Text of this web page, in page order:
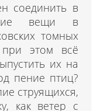
соединить в
вещи в
томных
этом всё
их на
пение птиц?
струящихся,
как ветер с